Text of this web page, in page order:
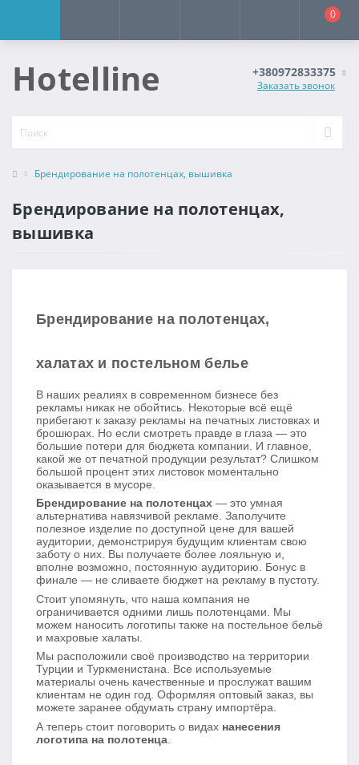
0
Hotelline +380972833375
Заказать звонок
Брендирование на полотенцах, вышивка
Брендирование на полотенцах,
вышивка
Брендирование на полотенцах,
халатах и постельном белье
В наших реалиях в современном бизнесе без
рекламы никак не обойтись. Некоторые всё ещё
прибегают к заказу рекламы на печатных листовках и
брошюрах. Но если смотреть правде в глаза — это
большие потери для бюджета компании. И главное,
какой же от печатной продукции результат? Слишком
большой процент этих листовок моментально
оказывается в мусоре.
Брендирование на полотенцах — это умная
альтернатива навязчивой рекламе. Заполучите
полезное изделие по доступной цене для вашей
аудитории, демонстрируя будущим клиентам свою
заботу о них. Вы получаете более лояльную и,
вполне возможно, постоянную аудиторию. Бонус в
финале — не сливаете бюджет на рекламу в пустоту.
Стоит упомянуть, что наша компания не
ограничивается одними лишь полотенцами. Мы
можем наносить логотипы также на постельное бельё
и махровые халаты.
Мы расположили своё производство на территории
Турции и Туркменистана. Все используемые
материалы очень качественные и прослужат вашим
клиентам не один год. Оформляя оптовый заказ, вы
можете заранее обдумать страну импортёра.
А теперь стоит поговорить о видах нанесения
логотипа на полотенца